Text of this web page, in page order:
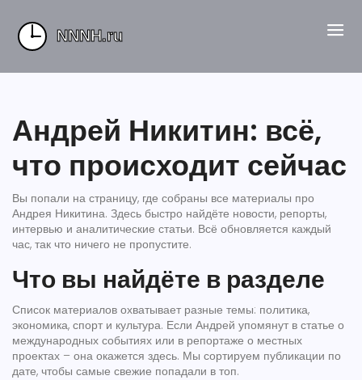
Андрей Никитин: всё,
что происходит сейчас
Вы попали на страницу, где собраны все материалы про
Андрея Никитина. Здесь быстро найдёте новости, репорты,
интервью и аналитические статьи. Всё обновляется каждый
час, так что ничего не пропустите.
Что вы найдёте в разделе
Список материалов охватывает разные темы: политика,
экономика, спорт и культура. Если Андрей упомянут в статье о
международных событиях или в репортаже о местных
проектах – она окажется здесь. Мы сортируем публикации по
дате, чтобы самые свежие попадали в топ.